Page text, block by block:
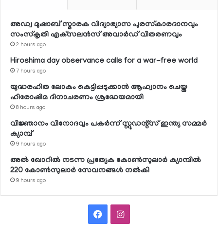
അഡ്വ മുഷാബ് സ്മാരക വിദ്യാഭ്യാസ പുരസ്‌കാരദാനവും
സംസ്‌കൃതി എക്‌സലന്‍സ് അവാര്‍ഡ് വിതരണവും
2 hours ago
Hiroshima day observance calls for a war-free world
7 hours ago
യുദ്ധരഹിത ലോകം കെട്ടിപ്പടുക്കാന്‍ ആഹ്വാനം ചെയ്ത
ഹിരോഷിമ ദിനാചരണം ശ്രദ്ധേയമായി
8 hours ago
വിജ്ഞാനം വിനോദവും പകര്‍ന്ന് സ്റ്റുഡന്റ്‌സ് ഇന്ത്യ സമ്മര്‍
ക്യാമ്പ്
9 hours ago
അല്‍ ഖോറില്‍ നടന്ന പ്രത്യേക കോണ്‍സുലാര്‍ ക്യാമ്പില്‍
220 കോണ്‍സുലാര്‍ സേവനങ്ങള്‍ നല്‍കി
9 hours ago
FacebookInstagram